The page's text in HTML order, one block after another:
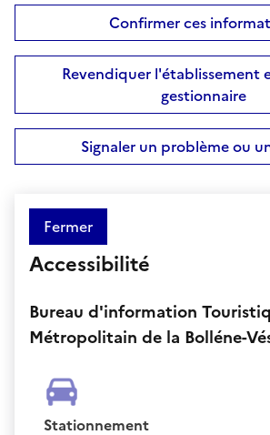
Confirmer ces
Revendiquer l'établissement
gestionnaire
Signaler un problème ou
Fermer
Accessibilité
Bureau d'information
Métropolitain de la Bolléne-
Stationnement